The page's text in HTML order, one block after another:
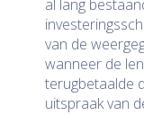
al lang
van de
wanneer de
terugbetaalde
uitspraak van